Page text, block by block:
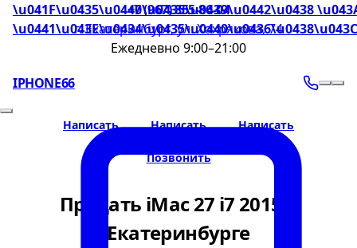
\u041F\u0435\u0440\u0435\u0439\u0442\u0438
+7 (967) 855-86-04
г. Екатеринбург, ул. Хохрякова, 74
Ежедневно 9:00–21:00
IPHONE66
Написать Написать Написать
Позвонить
Продать iMac 27 i7 2015 в
Екатеринбурге